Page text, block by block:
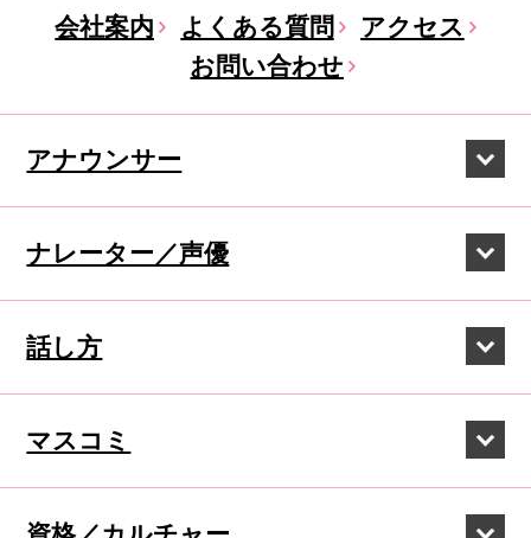
会社案内 よくある質問
アクセス
お問い合わせ
アナウンサー
ナレーター／声優
話し方
マスコミ